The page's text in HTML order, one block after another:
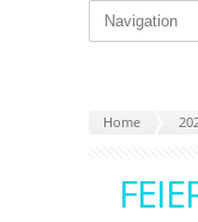
Home